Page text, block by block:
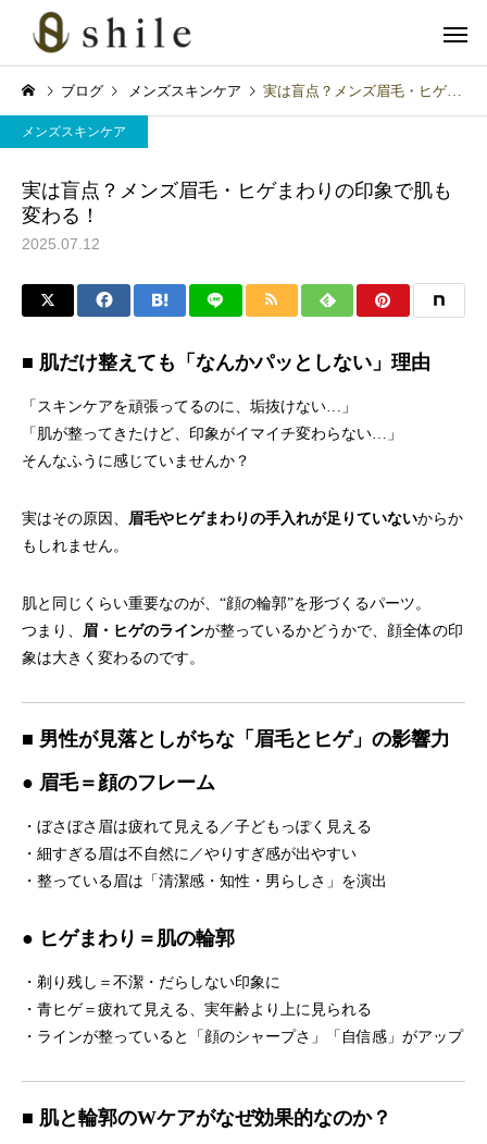
美肌脱毛 フェイシャ
策！グロッティ育毛スパの
パウォッシュ洗顔”！爽
ブログ メンズスキンケア 実は盲点？メンズ眉毛・ヒゲまわりの印象で肌も変わる！
メンズスキンケア
実は盲点？メンズ眉毛・ヒゲまわりの印象で肌も
変わる！
2025.07.12
■ 肌だけ整えても「なんかパッとしない」理由
「スキンケアを頑張ってるのに、垢抜けない…」
「肌が整ってきたけど、印象がイマイチ変わらない…」
そんなふうに感じていませんか？
実はその原因、 眉毛やヒゲまわりの手入れが足りていないからか
もしれません。
肌と同じくらい重要なのが、“顔の輪郭”を形づくるパーツ。
つまり、 眉・ヒゲのラインが整っているかどうかで、顔全体の印
象は大きく変わるのです。
■ 男性が見落としがちな「眉毛とヒゲ」の影響力
● 眉毛＝顔のフレーム
・ぼさぼさ眉は疲れて見える／子どもっぽく見える
・細すぎる眉は不自然に／やりすぎ感が出やすい
・整っている眉は「清潔感・知性・男らしさ」を演出
● ヒゲまわり＝肌の輪郭
・剃り残し＝不潔・だらしない印象に
・青ヒゲ＝疲れて見える、実年齢より上に見られる
・ラインが整っていると「顔のシャープさ」「自信感」がアップ
■ 肌と輪郭のWケアがなぜ効果的なのか？